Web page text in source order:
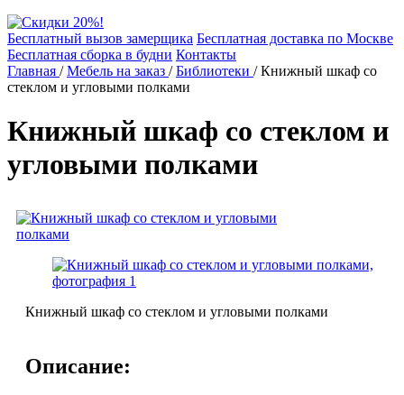
Бесплатный вызов замерщика Бесплатная доставка по Москве
Бесплатная сборка в будни Контакты
Главная /Мебель на заказ /Библиотеки /Книжный шкаф со
стеклом и угловыми полками
Книжный шкаф со стеклом и
угловыми полками
Книжный шкаф со стеклом и угловыми полками
Описание: